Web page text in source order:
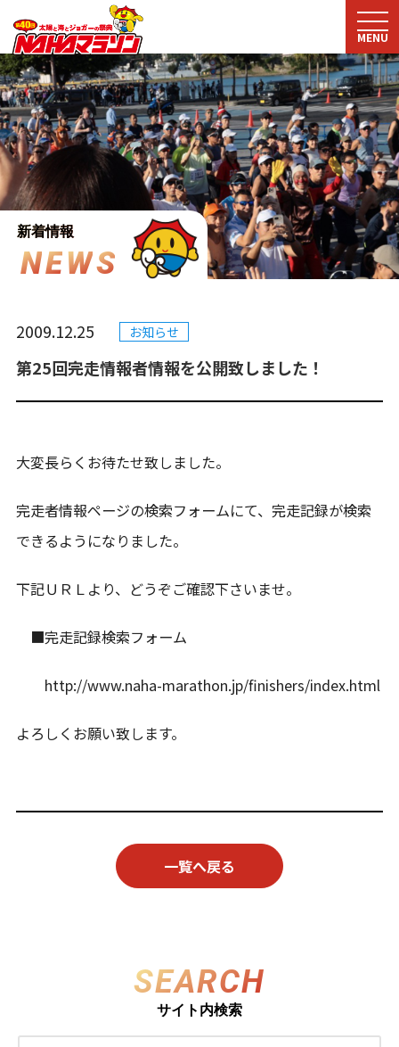
MENU
新着情報
NE WS
第25回完走情報者情報を公開致しました！
2009.12.25 お知らせ
大変長らくお待たせ致しました。
完走者情報ページの検索フォームにて、完走記録が検索
できるようになりました。
下記ＵＲＬより、どうぞご確認下さいませ。
■完走記録検索フォーム
http://www.naha-marathon.jp/finishers/index.html
よろしくお願い致します。
一覧へ戻る
SEARCH
サイト内検索